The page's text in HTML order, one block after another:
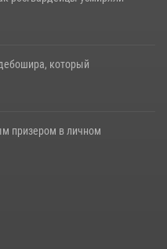
который
призером в личном